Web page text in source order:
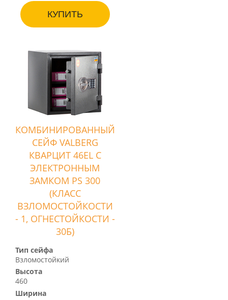
КУПИТЬ
КОМБИНИРОВАННЫЙ
СЕЙФ VALBERG
КВАРЦИТ 46EL С
ЭЛЕКТРОННЫМ
ЗАМКОМ PS 300
(КЛАСС
ВЗЛОМОСТОЙКОСТИ
- 1, ОГНЕСТОЙКОСТИ -
30Б)
Тип сейфа
Взломостойкий
Высота
460
Ширина